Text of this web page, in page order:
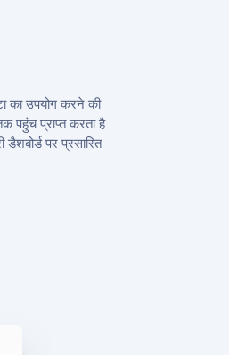
का उपयोग करने की
पहुंच प्राप्त करता है
पर प्रसारित